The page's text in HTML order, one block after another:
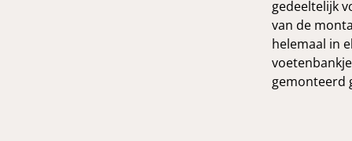
gedeeltelijk
van de
helemaal in
gemonteerd